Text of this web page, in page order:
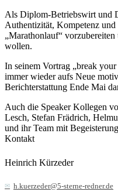
Als Diplom-Betriebswirt und
Authentizität, Kompetenz
„Marathonlauf“
wollen.
In seinem Vortrag „break
immer wieder aufs Neue
Berichterstattung Ende Mai
Auch die Speaker Kollegen
Lesch, Stefan Frädrich,
und ihr Team mit
Kontakt
Heinrich Kürzeder
h.kuerzeder@5-sterne-redner.de